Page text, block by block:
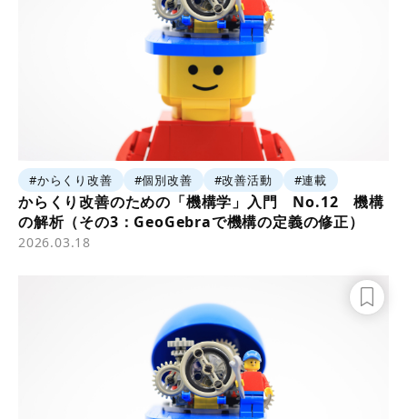
#からくり改善 #個別改善 #改善活動 #連載
からくり改善のための「機構学」入門 No.12 機構
の解析（その3：GeoGebraで機構の定義の修正）
2026.03.18